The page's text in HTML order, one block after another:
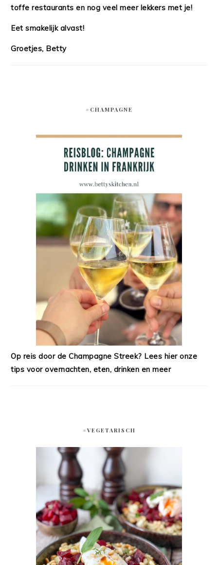
toffe restaurants en nog veel meer lekkers met je!
Eet smakelijk alvast!
Groetjes, Betty
#CHAMPAGNE
Op reis door de Champagne Streek? Lees hier onze
tips voor overnachten, eten, drinken en meer
#VEGETARISCH